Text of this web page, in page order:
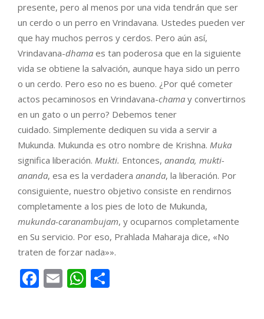
presente, pero al menos por una vida tendrán que ser
un cerdo o un perro en Vrindavana. Ustedes pueden ver
que hay muchos perros y cerdos. Pero aún así,
Vrindavana-dhama es tan poderosa que en la siguiente
vida se obtiene la salvación, aunque haya sido un perro
o un cerdo. Pero eso no es bueno. ¿Por qué cometer
actos pecaminosos en Vrindavana-chama y convertirnos
en un gato o un perro? Debemos tener
cuidado. Simplemente dediquen su vida a servir a
Mukunda. Mukunda es otro nombre de Krishna. Muka
significa liberación. Mukti. Entonces, ananda, mukti-
ananda, esa es la verdadera ananda, la liberación. Por
consiguiente, nuestro objetivo consiste en rendirnos
completamente a los pies de loto de Mukunda,
mukunda-caranambujam, y ocuparnos completamente
en Su servicio. Por eso, Prahlada Maharaja dice, «No
traten de forzar nada»».
Facebook
EmailWhatsApp